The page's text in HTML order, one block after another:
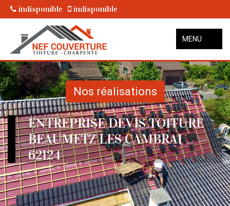
indisponible indisponible
MENU
Nos réalisations
ENTREPRISE DEVIS TOITURE
BEAUMETZ LES CAMBRAI
62124